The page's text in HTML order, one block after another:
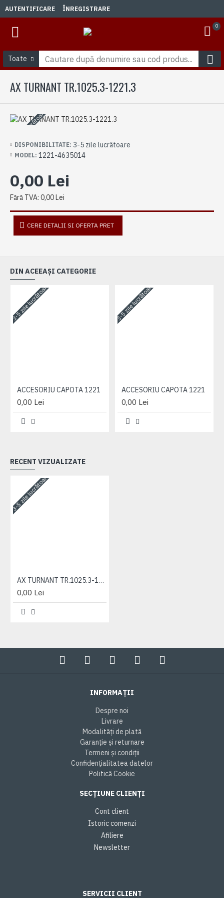
AUTENTIFICARE ÎNREGISTRARE
0
Toate
AX TURNANT TR.1025.3-1221.3
3-5 zile lucrătoare
DISPONIBILITATE: 3-5 zile lucrătoare
MODEL: 1221-4635014
0,00 Lei
Fără TVA: 0,00 Lei
CERE DETALII SI OFERTA PRET
DIN ACEEAȘI CATEGORIE
3-5 zile lucrătoare
ACCESORIU CAPOTA 1221
0,00 Lei
3-5 zile lucrătoare
ACCESORIU CAPOTA 1221
0,00 Lei
RECENT VIZUALIZATE
3-5 zile lucrătoare
AX TURNANT TR.1025.3-1221.3
0,00 Lei
INFORMAȚII
Despre noi
Livrare
Modalități de plată
Garanție și returnare
Termeni și condiții
Confidențialitatea datelor
Politică Cookie
SECȚIUNE CLIENȚI
Cont client
Istoric comenzi
Afiliere
Newsletter
SERVICII CLIENT